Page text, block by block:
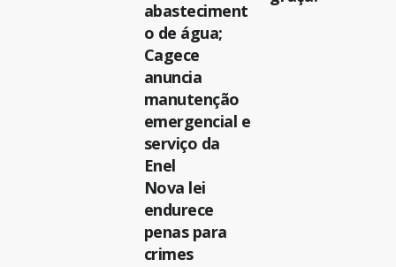
abasteciment
o de água;
Cagece
anuncia
manutenção
emergencial e
serviço da
Enel
Nova lei
endurece
penas para
crimes